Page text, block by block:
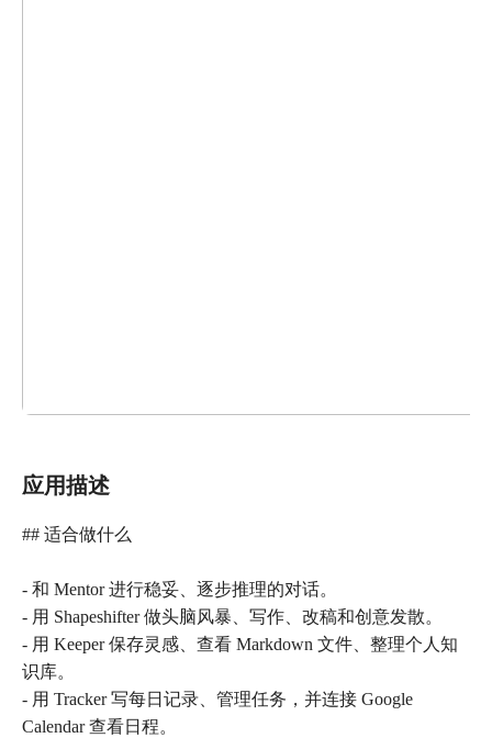
应用描述
## 适合做什么
- 和 Mentor 进行稳妥、逐步推理的对话。
- 用 Shapeshifter 做头脑风暴、写作、改稿和创意发散。
- 用 Keeper 保存灵感、查看 Markdown 文件、整理个人知
识库。
- 用 Tracker 写每日记录、管理任务，并连接 Google
Calendar 查看日程。